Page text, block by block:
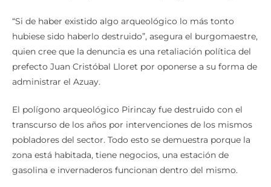
“Si de haber existido algo arqueológico lo más tonto
hubiese sido haberlo destruido”, asegura el burgomaestre,
quien cree que la denuncia es una retaliación política del
prefecto Juan Cristóbal Lloret por oponerse a su forma de
administrar el Azuay.
El polígono arqueológico Pirincay fue destruido con el
transcurso de los años por intervenciones de los mismos
pobladores del sector. Todo esto se demuestra porque la
zona está habitada, tiene negocios, una estación de
gasolina e invernaderos funcionan dentro del mismo.